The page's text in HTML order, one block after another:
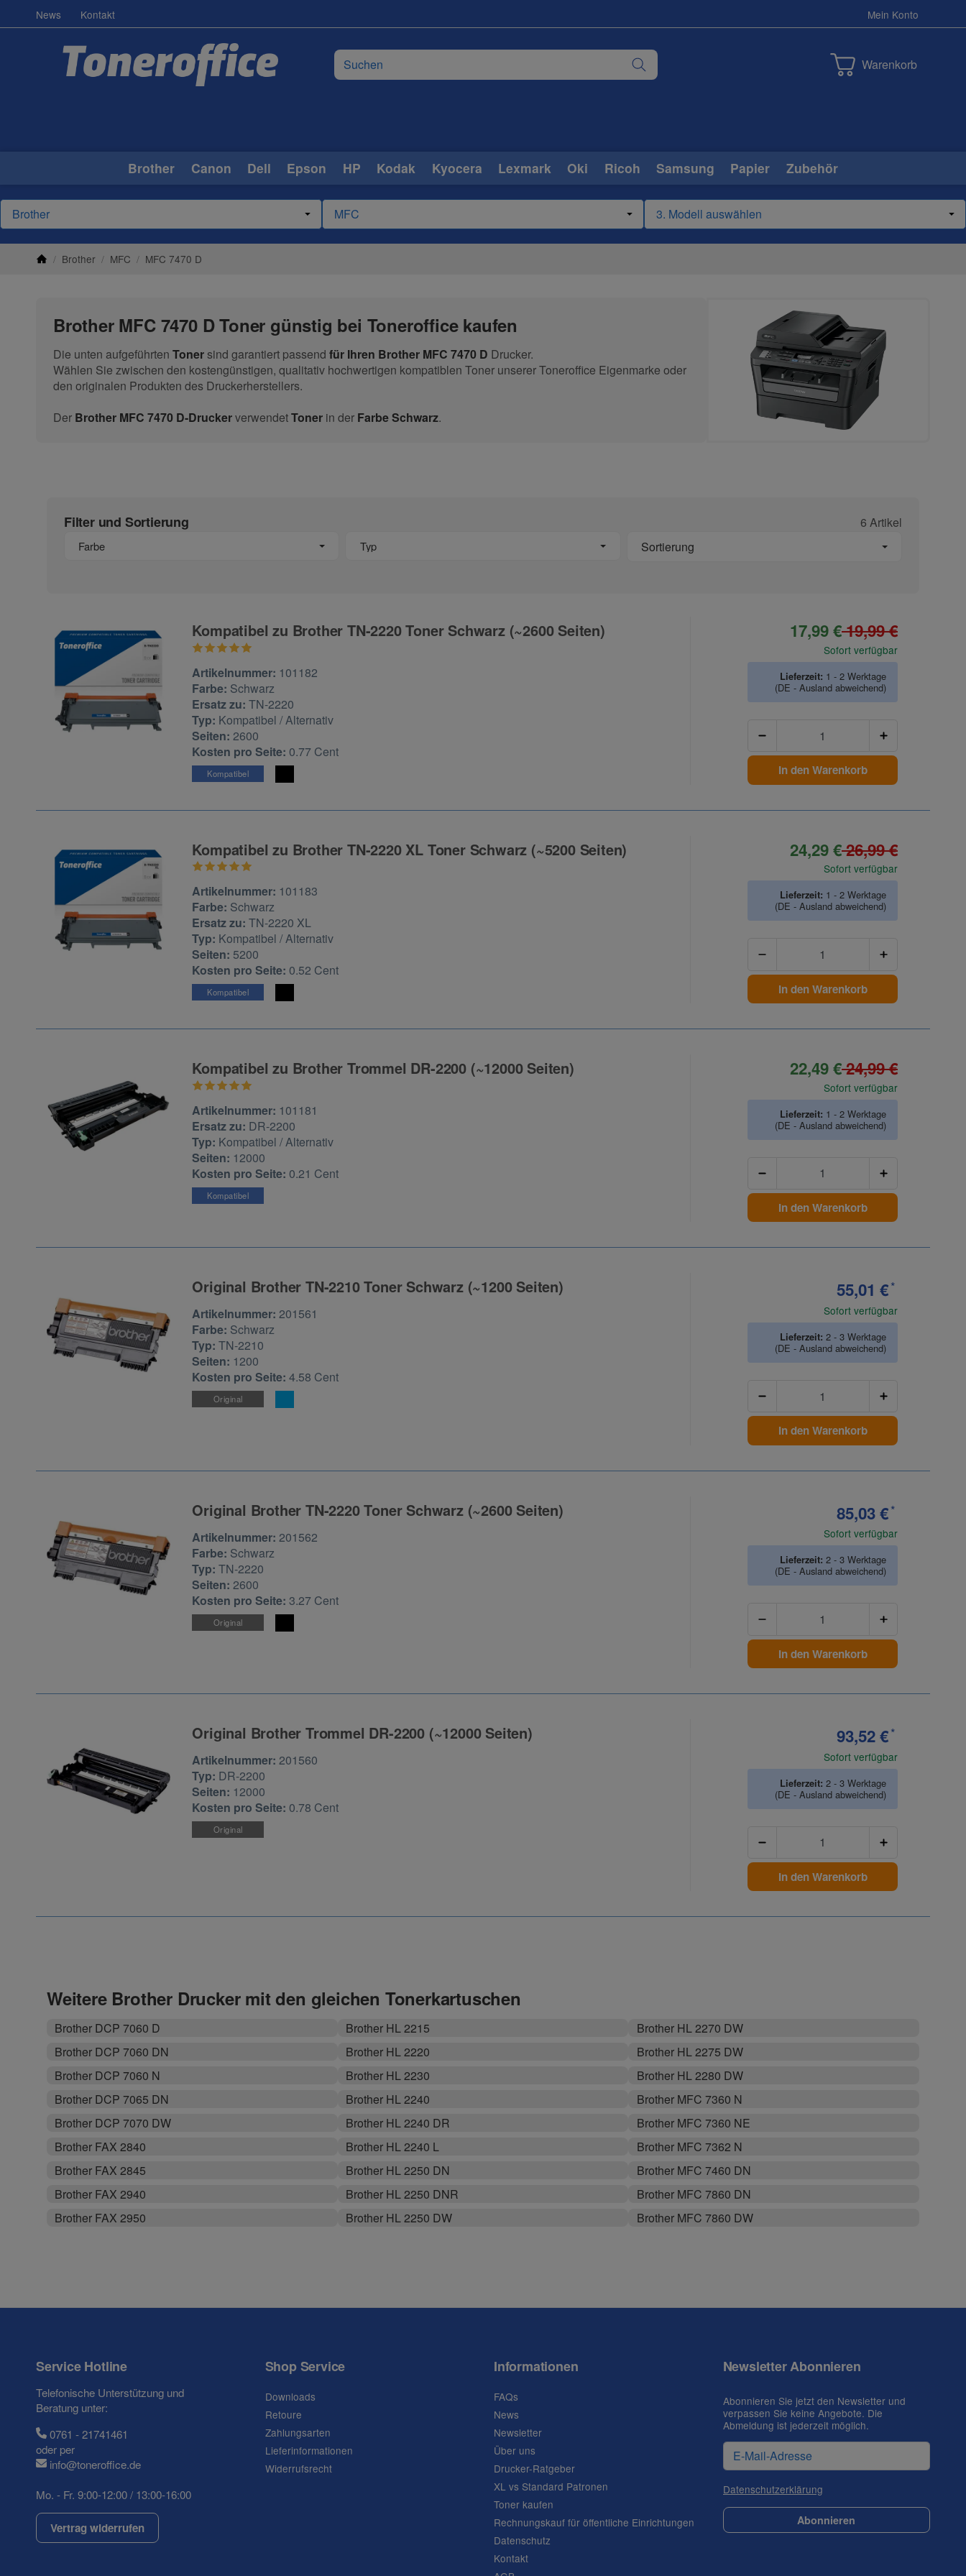
News Kontakt Mein Konto
Warenkorb
Brother Canon Dell Epson HP Kodak Kyocera Lexmark Oki Ricoh Samsung Papier Zubehör
/ Brother / MFC / MFC 7470 D
Brother MFC 7470 D Toner günstig bei Toneroffice kaufen
Die unten aufgeführten Tonersind garantiert passend für Ihren Brother MFC 7470 D Drucker.
Wählen Sie zwischen den kostengünstigen, qualitativ hochwertigen kompatiblen Toner unserer Toneroffice Eigenmarke oder
den originalen Produkten des Druckerherstellers.
Der Brother MFC 7470 D-DruckerverwendetToner in der Farbe Schwarz.
Filter und Sortierung 6 Artikel
Farbe Typ Sortierung
Kompatibel zu Brother TN-2220 Toner Schwarz (~2600 Seiten)
Zur Artikelbewertung
Artikelnummer: 101182
Farbe: Schwarz
Ersatz zu:TN-2220
Typ: Kompatibel / Alternativ
Seiten:2600
Kosten pro Seite: 0.77 Cent
Kompatibel
17,99 €19,99 €
Sofort verfügbar
Lieferzeit: 1 - 2 Werktage
(DE - Ausland abweichend)
In den Warenkorb
Kompatibel zu Brother TN-2220 XL Toner Schwarz (~5200 Seiten)
Zur Artikelbewertung
Artikelnummer: 101183
Farbe: Schwarz
Ersatz zu:TN-2220 XL
Typ: Kompatibel / Alternativ
Seiten: 5200
Kosten pro Seite: 0.52 Cent
Kompatibel
24,29 €26,99 €
Sofort verfügbar
Lieferzeit: 1 - 2 Werktage
(DE - Ausland abweichend)
In den Warenkorb
Kompatibel zu Brother Trommel DR-2200 (~12000 Seiten)
Zur Artikelbewertung
Artikelnummer: 101181
Ersatz zu: DR-2200
Typ: Kompatibel / Alternativ
Seiten: 12000
Kosten pro Seite: 0.21 Cent
Kompatibel
22,49 €24,99 €
Sofort verfügbar
Lieferzeit: 1 - 2 Werktage
(DE - Ausland abweichend)
In den Warenkorb
Original Brother TN-2210 Toner Schwarz (~1200 Seiten)
Zur Artikelbewertung
Artikelnummer:201561
Farbe: Schwarz
Typ:TN-2210
Seiten: 1200
Kosten pro Seite:4.58 Cent
Original
55,01 €*
Sofort verfügbar
Lieferzeit: 2 - 3 Werktage
(DE - Ausland abweichend)
In den Warenkorb
Original Brother TN-2220 Toner Schwarz (~2600 Seiten)
Zur Artikelbewertung
Artikelnummer:201562
Farbe: Schwarz
Typ:TN-2220
Seiten:2600
Kosten pro Seite: 3.27 Cent
Original
85,03 €*
Sofort verfügbar
Lieferzeit: 2 - 3 Werktage
(DE - Ausland abweichend)
In den Warenkorb
Original Brother Trommel DR-2200 (~12000 Seiten)
Zur Artikelbewertung
Artikelnummer:201560
Typ: DR-2200
Seiten: 12000
Kosten pro Seite: 0.78 Cent
Original
93,52 €*
Sofort verfügbar
Lieferzeit: 2 - 3 Werktage
(DE - Ausland abweichend)
In den Warenkorb
Weitere Brother Drucker mit den gleichen Tonerkartuschen
Brother DCP 7060 D
Brother DCP 7060 DN
Brother DCP 7060 N
Brother DCP 7065 DN
Brother DCP 7070 DW
Brother FAX 2840
Brother FAX 2845
Brother FAX 2940
Brother FAX 2950
Brother HL 2215
Brother HL 2220
Brother HL 2230
Brother HL 2240
Brother HL 2240 DR
Brother HL 2240 L
Brother HL 2250 DN
Brother HL 2250 DNR
Brother HL 2250 DW
Brother HL 2270 DW
Brother HL 2275 DW
Brother HL 2280 DW
Brother MFC 7360 N
Brother MFC 7360 NE
Brother MFC 7362 N
Brother MFC 7460 DN
Brother MFC 7860 DN
Brother MFC 7860 DW
Service Hotline
Telefonische Unterstützung und
Beratung unter:
0761 - 21741461
oder per
info@toneroffice.de
Mo. - Fr. 9:00-12:00 / 13:00-16:00
Vertrag widerrufen
Shop Service
Downloads
Retoure
Zahlungsarten
Lieferinformationen
Widerrufsrecht
Informationen
FAQs
News
Newsletter
Über uns
Drucker-Ratgeber
XL vs Standard Patronen
Toner kaufen
Rechnungskauf für öffentliche Einrichtungen
Datenschutz
Kontakt
Newsletter Abonnieren
Abonnieren Sie jetzt den Newsletter und
verpassen Sie keine Angebote. Die
Abmeldung ist jederzeit möglich.
Datenschutzerklärung
Abonnieren